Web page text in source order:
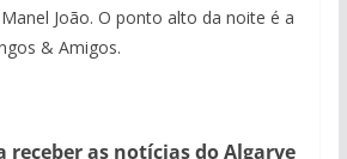
João. O ponto alto da noite é a
& Amigos.
receber as notícias do Algarve